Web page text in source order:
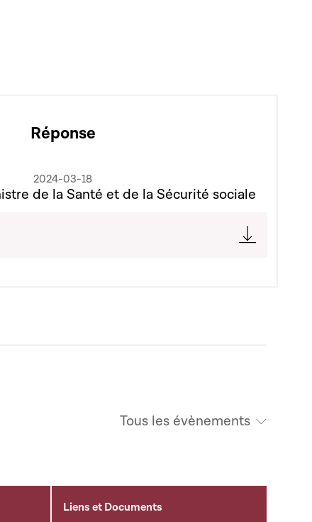
Réponse
2024-03-18
de la Santé et de la Sécurité sociale
Tous les évènements
Liens et Documents